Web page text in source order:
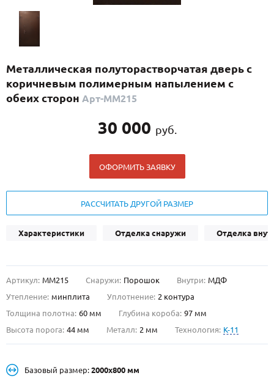
(29)
ПО НАЗНАЧЕНИЮ
О НАС
Металлические двери от производителя с доставкой и установкой в
Москве и МО
Металлическая полуторастворчатая дверь с
коричневым полимерным напылением с
обеих сторон Арт-ММ215
30 000 руб.
ОФОРМИТЬ ЗАЯВКУ
РАССЧИТАТЬ ДРУГОЙ РАЗМЕР
Характеристики Отделка снаружи Отделка
Артикул: ММ215 Снаружи: Порошок Внутри: МДФ
Утепление: минплита Уплотнение: 2 контура
Толщина полотна: 60 мм Глубина короба: 97 мм
Высота порога: 44 мм Металл: 2 мм Технология: K-11
Базовый размер: 2000х800 мм